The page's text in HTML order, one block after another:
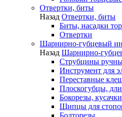
Отвертки, биты
Назад Отвертки, биты
Биты, насадки
Отвертки
Шарнирно-губцевый
Назад Шарнирно-
Струбцины
Инструмент для
Переставные
Плоскогубцы,
Бокорезы, кусачки
Щипцы для
Болторезы